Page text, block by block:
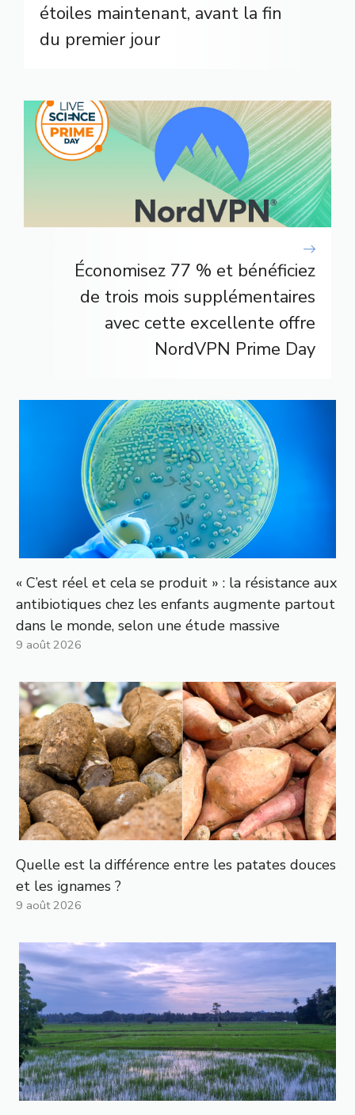
étoiles maintenant, avant la fin
du premier jour
Économisez 77 % et bénéficiez
de trois mois supplémentaires
avec cette excellente offre
NordVPN Prime Day
« C’est réel et cela se produit » : la résistance aux
antibiotiques chez les enfants augmente partout
dans le monde, selon une étude massive
9 août 2026
Quelle est la différence entre les patates douces
et les ignames ?
9 août 2026